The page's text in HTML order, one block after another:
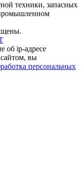
техники, запасных
об ip-адресе
сайтом, вы
персональных